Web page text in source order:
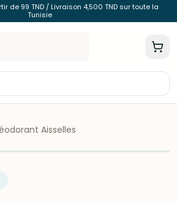
de 99 TND / Livraison 4,500 TND sur toute la
Tunisie
Aisselles